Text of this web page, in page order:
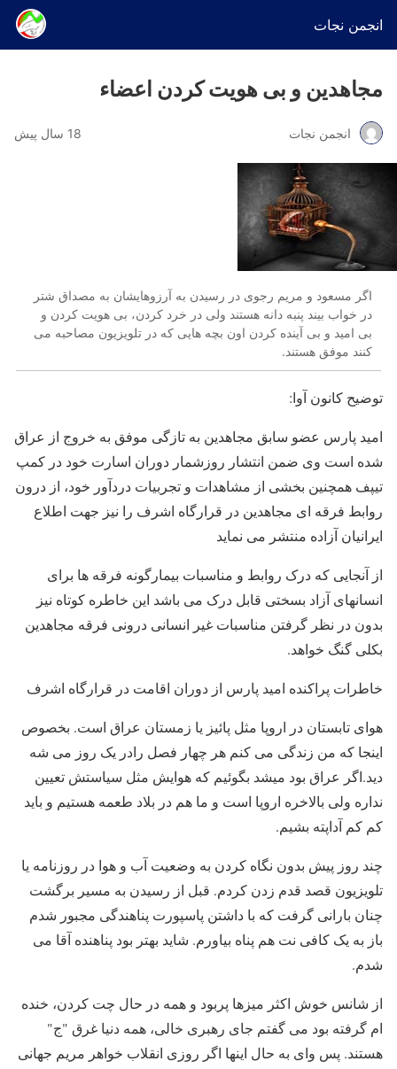
انجمن نجات
مجاهدین و بی هویت کردن اعضاء
انجمن نجات 18 سال پیش
اگر مسعود و مریم رجوی در رسیدن به آرزوهایشان به مصداق شتر
در خواب بیند پنبه دانه هستند ولی در خرد کردن، بی هویت کردن و
بی امید و بی آینده کردن اون بچه هایی که در تلویزیون مصاحبه می
کنند موفق هستند.
توضیح کانون آوا:
امید پارس عضو سابق مجاهدین به تازگی موفق به خروج از عراق
شده است وی ضمن انتشار روزشمار دوران اسارت خود در کمپ
تیپف همچنین بخشی از مشاهدات و تجربیات دردآور خود، از درون
روابط فرقه ای مجاهدین در قرارگاه اشرف را نیز جهت اطلاع
ایرانیان آزاده منتشر می نماید
از آنجایی که درک روابط و مناسبات بیمارگونه فرقه ها برای
انسانهای آزاد بسختی قابل درک می باشد این خاطره کوتاه نیز
بدون در نظر گرفتن مناسبات غیر انسانی درونی فرقه مجاهدین
بکلی گنگ خواهد.
خاطرات پراکنده امید پارس از دوران اقامت در قرارگاه اشرف
هوای تابستان در اروپا مثل پائیز یا زمستان عراق است. بخصوص
اینجا که من زندگی می کنم هر چهار فصل رادر یک روز می شه
دید.اگر عراق بود میشد بگوئیم که هوایش مثل سیاستش تعیین
نداره ولی بالاخره اروپا است و ما هم در بلاد طعمه هستیم و باید
کم کم آداپته بشیم.
چند روز پیش بدون نگاه کردن به وضعیت آب و هوا در روزنامه یا
تلویزیون قصد قدم زدن کردم. قبل از رسیدن به مسیر برگشت
چنان بارانی گرفت که با داشتن پاسپورت پناهندگی مجبور شدم
باز به یک کافی نت هم پناه بیاورم. شاید بهتر بود پناهنده آقا می
شدم.
از شانس خوش اکثر میزها پربود و همه در حال چت کردن، خنده
ام گرفته بود می گفتم جای رهبری خالی، همه دنیا غرق "ج"
هستند. پس وای به حال اینها اگر روزی انقلاب خواهر مریم جهانی